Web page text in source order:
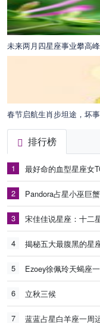
未来两月四星座事业攀高
春节启航生肖步坦途，坏
排行榜
1 最好命的血型星座女
2 Pandora占星小巫巨
3 宋佳佳说星座：十二
4 揭秘五大最腹黑的星
5 Ezoey徐佩玲天蝎座
6 立秋三候
7 蓝蓝占星白羊座一周